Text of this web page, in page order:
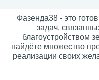
Фазенда38 - это
задач,
благоустройством
найдёте множество
реализации своих